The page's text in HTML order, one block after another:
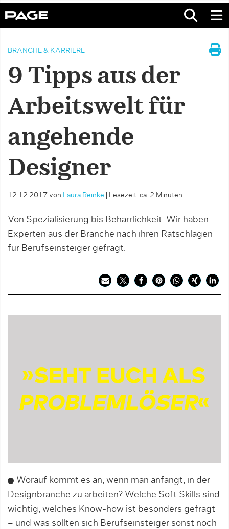
BRANCHE & KARRIERE
9 Tipps aus der
Arbeitswelt für
angehende
Designer
12.12.2017 von Laura Reinke Lesezeit: ca. 2 Minuten
Von Spezialisierung bis Beharrlichkeit: Wir haben
Experten aus der Branche nach ihren Ratschlägen
für Berufseinsteiger gefragt.
Worauf kommt es an, wenn man anfängt, in der
Designbranche zu arbeiten? Welche Soft Skills sind
wichtig, welches Know-how ist besonders gefragt
– und was sollten sich Berufseinsteiger sonst noch